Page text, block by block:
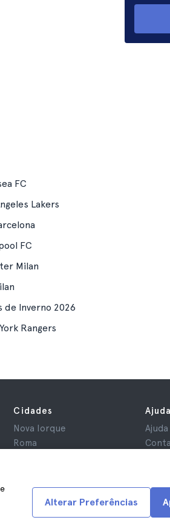
FC
Lakers
FC
Milan
de Inverno 2026
Rangers
Alterar Preferências
Cidades
Nova Iorque
Roma
Granada
Cracóvia
Tenerife
Ajuda
Ajuda